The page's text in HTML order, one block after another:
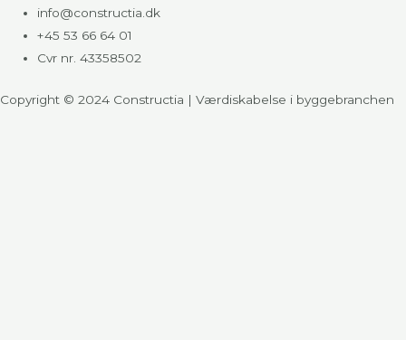
info@constructia.dk
+45 53 66 64 01
Cvr nr. 43358502
Copyright © 2024 Constructia | Værdiskabelse i byggebranchen